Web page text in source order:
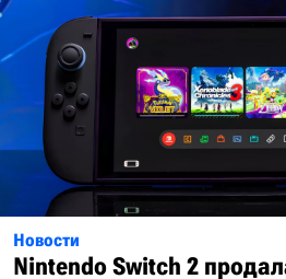
Новости
Nintendo Switch 2